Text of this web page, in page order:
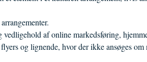
af online markedsføring,
og lignende, hvor der ikke ansøges